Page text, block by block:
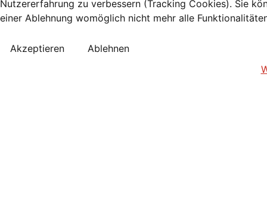
Nutzererfahrung zu verbessern (Tracking Cookies). Sie
einer Ablehnung womöglich nicht mehr alle
Akzeptieren
Ablehnen